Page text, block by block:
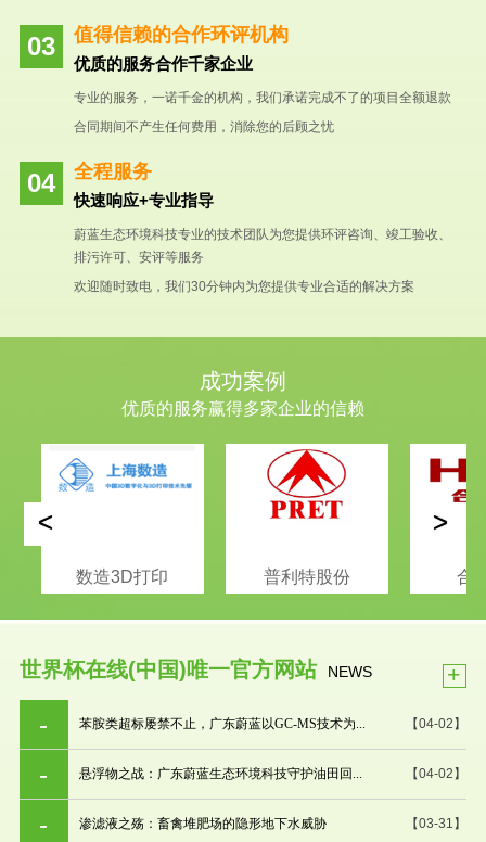
值得信赖的合作环评机构
优质的服务合作千家企业
专业的服务，一诺千金的机构，我们承诺完成不了的项目全额退款
合同期间不产生任何费用，消除您的后顾之忧
全程服务
快速响应+专业指导
蔚蓝生态环境科技专业的技术团队为您提供环评咨询、竣工验收、
排污许可、安评等服务
欢迎随时致电，我们30分钟内为您提供专业合适的解决方案
成功案例
优质的服务赢得多家企业的信赖
数造3D打印 普利特股份 合
< >
世界杯在线(中国)唯一官方网站 NEWS +
【04-02】
苯胺类超标屡禁不止，广东蔚蓝以GC-MS技术为...
【04-02】
悬浮物之战：广东蔚蓝生态环境科技守护油田回...
【03-31】
渗滤液之殇：畜禽堆肥场的隐形地下水威胁